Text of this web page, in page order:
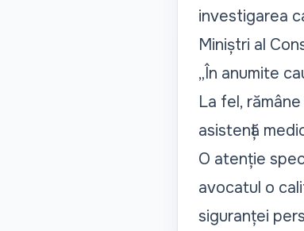
investigarea
Miniștri al
„În anumite
La fel,
asistență
O atenție
avocatul o
siguranței